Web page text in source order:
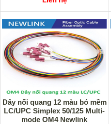
Dây nối quang 12 màu bó mềm
LC/UPC Simplex 50/125 Multi-
mode OM4 Newlink